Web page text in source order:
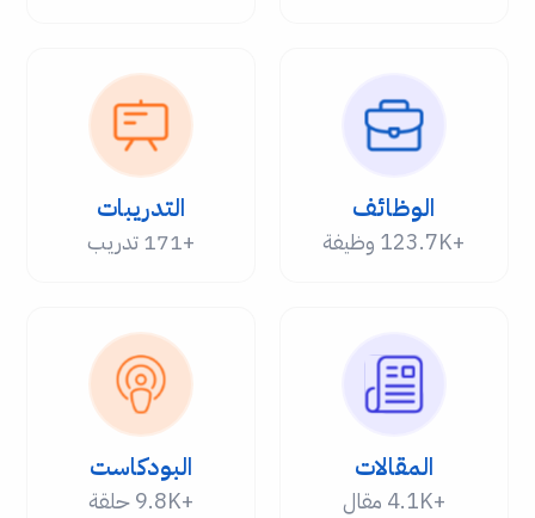
الوظائف
+123.7K وظيفة
التدريبات
+171 تدريب
المقالات
+4.1K مقال
البودكاست
+9.8K حلقة